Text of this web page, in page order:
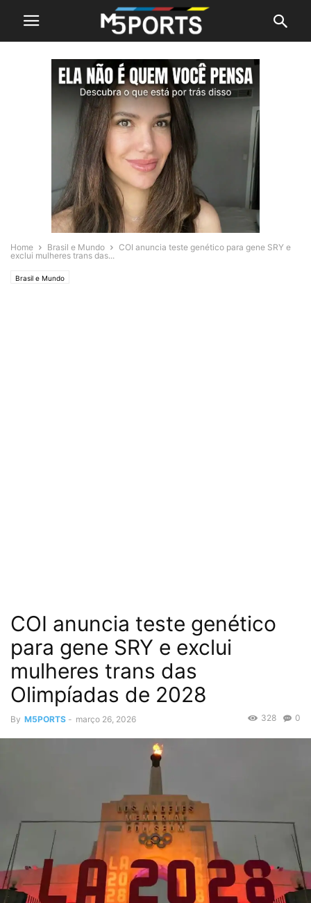
Home Brasil e Mundo
COI anuncia teste genético para gene SRY e
exclui mulheres trans das...
Brasil e Mundo
COI anuncia teste genético
para gene SRY e exclui
mulheres trans das
Olimpíadas de 2028
By M5PORTS - março 26, 2026 0
328